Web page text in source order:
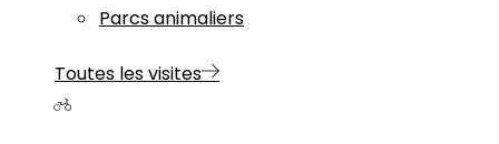
Parcs animaliers
Toutes les visites